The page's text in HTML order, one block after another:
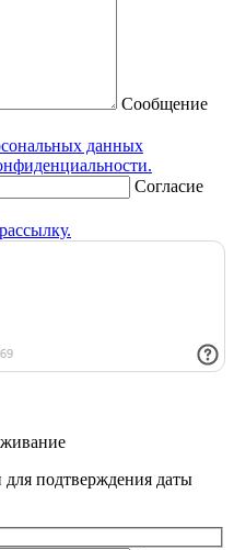
Сообщение
данных
Согласие
подтверждения даты